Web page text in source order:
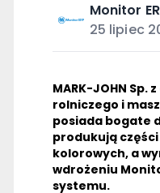
Monitor
25 lipiec
MARK-JOHN
rolniczego i
posiada bogate
produkują
kolorowych, a
wdrożeniu
systemu.